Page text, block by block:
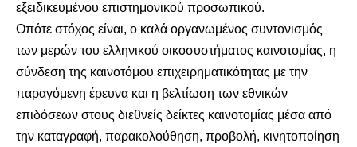
εξειδικευμένου επιστημονικού προσωπικού.
Οπότε στόχος είναι, ο καλά οργανωμένος συντονισμός
των μερών του ελληνικού οικοσυστήματος καινοτομίας, η
σύνδεση της καινοτόμου επιχειρηματικότητας με την
παραγόμενη έρευνα και η βελτίωση των εθνικών
επιδόσεων στους διεθνείς δείκτες καινοτομίας μέσα από
την καταγραφή, παρακολούθηση, προβολή, κινητοποίηση